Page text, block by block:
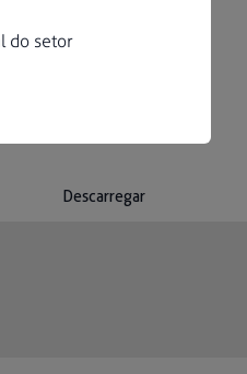
Descarregar
do setor